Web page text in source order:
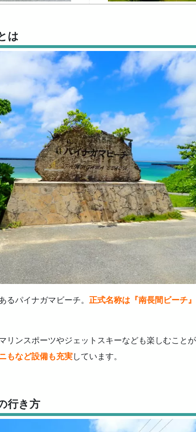
は
るパイナガマビーチ。 正式名称は『南長間ビーチ』
リンスポーツやジェットスキーなども楽しむことが
もなど設備も充実しています。
行き方